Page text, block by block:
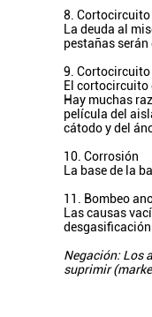
8. Cortocircuito
La deuda al
pestañas serán
9.
El cortocircuito
Hay muchas
película del
cátodo y del
10. Corrosión
La base de la
11. Bombeo
Las causas
Negación: Los
suprimir